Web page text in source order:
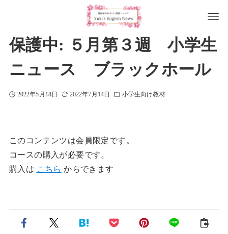
保護中: ５月第３週 小学生
ニュース ブラックホール
2022年5月18日 2022年7月14日 小学生向け教材
このコンテンツは会員限定です。
コースの購入が必要です。
購入は こちら からできます